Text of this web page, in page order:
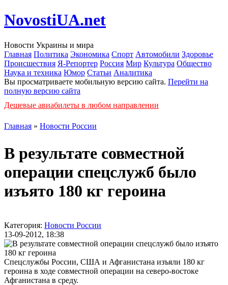
NovostiUA.net
Новости Украины и мира
Главная Политика Экономика Спорт Автомобили Здоровье
Происшествия Я-Репортер Россия Мир Культура Общество
Наука и техника Юмор Статьи Аналитика
Вы просматриваете мобильную версию сайта. Перейти на
полную версию сайта
Дешевые авиабилеты в любом направлении
Главная » Новости России
В результате совместной
операции спецслужб было
изъято 180 кг героина
Категория: Новости России
13-09-2012, 18:38
Спецслужбы России, США и Афганистана изъяли 180 кг
героина в ходе совместной операции на северо-востоке
Афганистана в среду.